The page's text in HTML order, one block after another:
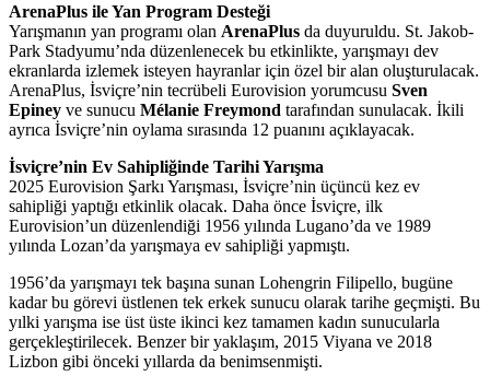
ArenaPlus ile Yan Program Desteği
Yarışmanın yan programı olan ArenaPlus da duyuruldu. St. Jakob-
Park Stadyumu’nda düzenlenecek bu etkinlikte, yarışmayı dev
ekranlarda izlemek isteyen hayranlar için özel bir alan oluşturulacak.
ArenaPlus, İsviçre’nin tecrübeli Eurovision yorumcusu Sven
Epiney ve sunucu Mélanie Freymond tarafından sunulacak. İkili
ayrıca İsviçre’nin oylama sırasında 12 puanını açıklayacak.
İsviçre’nin Ev Sahipliğinde Tarihi Yarışma
2025 Eurovision Şarkı Yarışması, İsviçre’nin üçüncü kez ev
sahipliği yaptığı etkinlik olacak. Daha önce İsviçre, ilk
Eurovision’un düzenlendiği 1956 yılında Lugano’da ve 1989
yılında Lozan’da yarışmaya ev sahipliği yapmıştı.
1956’da yarışmayı tek başına sunan Lohengrin Filipello, bugüne
kadar bu görevi üstlenen tek erkek sunucu olarak tarihe geçmişti. Bu
yılki yarışma ise üst üste ikinci kez tamamen kadın sunucularla
gerçekleştirilecek. Benzer bir yaklaşım, 2015 Viyana ve 2018
Lizbon gibi önceki yıllarda da benimsenmişti.